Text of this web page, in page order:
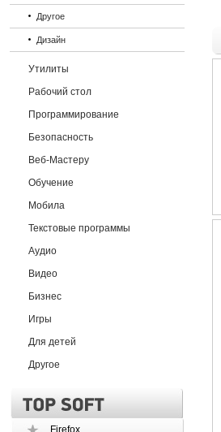
Другое
Дизайн
Утилиты
Рабочий стол
Программирование
Безопасность
Веб-Мастеру
Обучение
Мобила
Текстовые программы
Аудио
Видео
Бизнес
Игры
Для детей
Другое
Firefox